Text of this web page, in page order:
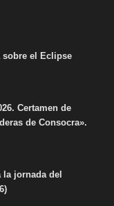
el Eclipse
Certamen de
de Consocra».
jornada del